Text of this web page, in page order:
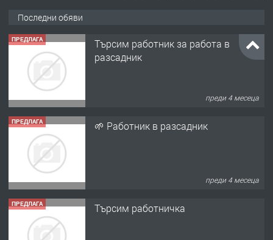
Последни обяви
ПРЕДЛАГА
Търсим работник за работа в
разсадник
преди 4 месеца
ПРЕДЛАГА 🌱 Работник в разсадник
преди 4 месеца
ПРЕДЛАГА Търсим работничка